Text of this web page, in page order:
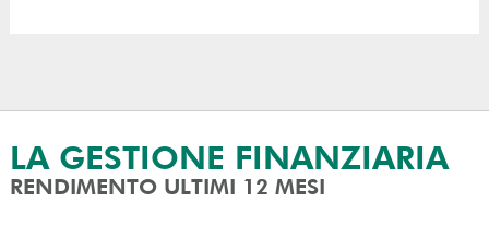
LA GESTIONE FINANZIARIA
RENDIMENTO ULTIMI 12 MESI